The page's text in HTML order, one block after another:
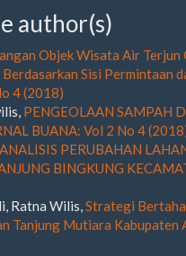
author(s)
Objek Wisata Air Terjun
Sisi Permintaan
4 (2018)
PENGEOLAAN SAMPAH
BUANA: Vol 2 No 4
ANALISIS PERUBAHAN
BINGKUNG
Ratna Wilis, Strategi
Tanjung Mutiara Kabupaten